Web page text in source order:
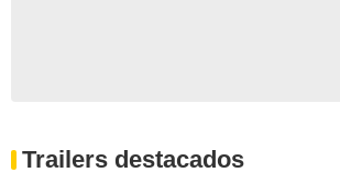
Trailers destacados